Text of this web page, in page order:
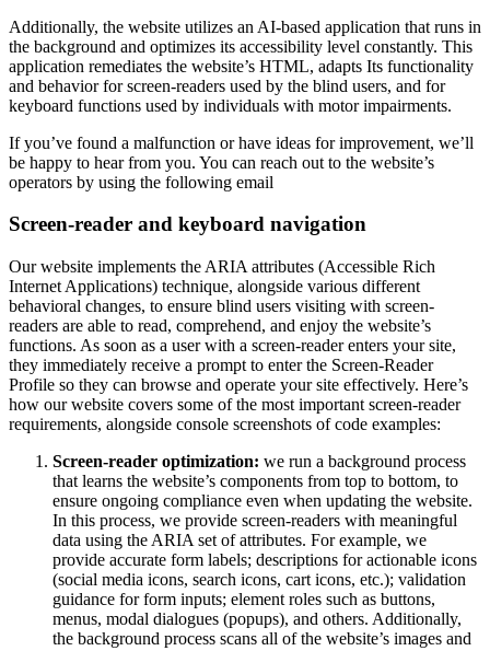
Additionally, the website utilizes an AI-based application that runs in
the background and optimizes its accessibility level constantly. This
application remediates the website’s HTML, adapts Its functionality
and behavior for screen-readers used by the blind users, and for
keyboard functions used by individuals with motor impairments.
If you’ve found a malfunction or have ideas for improvement, we’ll
be happy to hear from you. You can reach out to the website’s
operators by using the following email
Screen-reader and keyboard navigation
Our website implements the ARIA attributes (Accessible Rich
Internet Applications) technique, alongside various different
behavioral changes, to ensure blind users visiting with screen-
readers are able to read, comprehend, and enjoy the website’s
functions. As soon as a user with a screen-reader enters your site,
they immediately receive a prompt to enter the Screen-Reader
Profile so they can browse and operate your site effectively. Here’s
how our website covers some of the most important screen-reader
requirements, alongside console screenshots of code examples:
Screen-reader optimization: we run a background process
that learns the website’s components from top to bottom, to
ensure ongoing compliance even when updating the website.
In this process, we provide screen-readers with meaningful
data using the ARIA set of attributes. For example, we
provide accurate form labels; descriptions for actionable icons
(social media icons, search icons, cart icons, etc.); validation
guidance for form inputs; element roles such as buttons,
menus, modal dialogues (popups), and others. Additionally,
the background process scans all of the website’s images and